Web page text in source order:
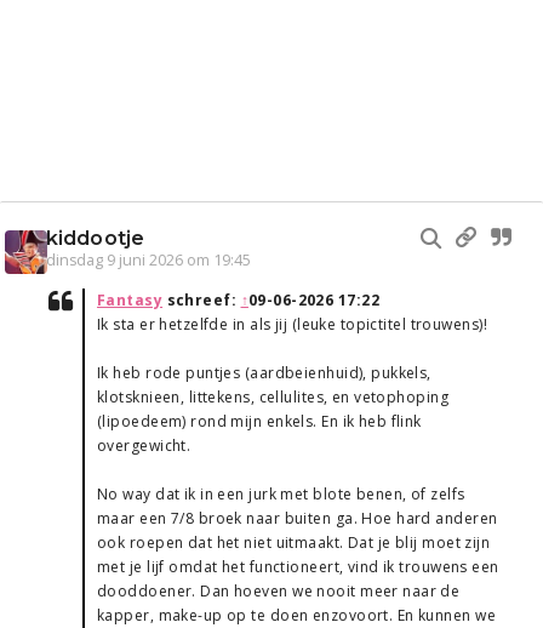
kiddootje
dinsdag 9 juni 2026 om 19:45
Fantasy schreef: ↑09-06-2026 17:22
Ik sta er hetzelfde in als jij (leuke topictitel trouwens)!
Ik heb rode puntjes (aardbeienhuid), pukkels,
klotsknieen, littekens, cellulites, en vetophoping
(lipoedeem) rond mijn enkels. En ik heb flink
overgewicht.
No way dat ik in een jurk met blote benen, of zelfs
maar een 7/8 broek naar buiten ga. Hoe hard anderen
ook roepen dat het niet uitmaakt. Dat je blij moet zijn
met je lijf omdat het functioneert, vind ik trouwens een
dooddoener. Dan hoeven we nooit meer naar de
kapper, make-up op te doen enzovoort. En kunnen we